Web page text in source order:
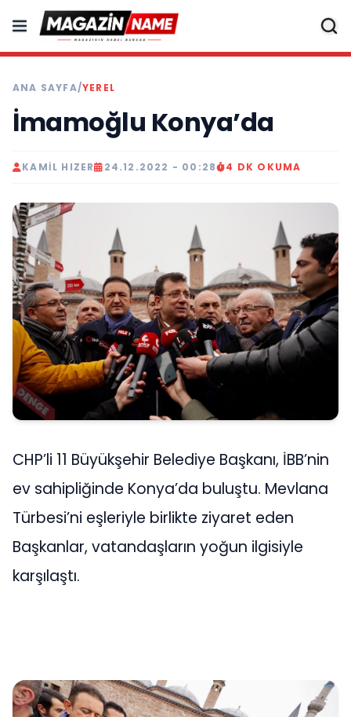
ANA SAYFA/YEREL
İmamoğlu Konya’da
KAMIL HIZER 24.12.2022 - 00:28 4 DK OKUMA
CHP’li 11 Büyükşehir Belediye Başkanı, İBB’nin
ev sahipliğinde Konya’da buluştu. Mevlana
Türbesi’ni eşleriyle birlikte ziyaret eden
Başkanlar, vatandaşların yoğun ilgisiyle
karşılaştı.